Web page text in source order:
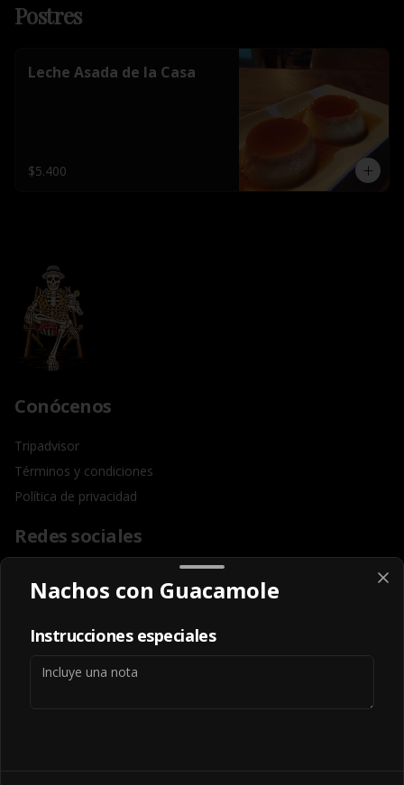
Postres
Leche Asada de la Casa
$5.400
Conócenos
Tripadvisor
Términos y condiciones
Política de privacidad
Redes sociales
Facebook
Mi cuenta
Nachos con Guacamole
Instrucciones especiales